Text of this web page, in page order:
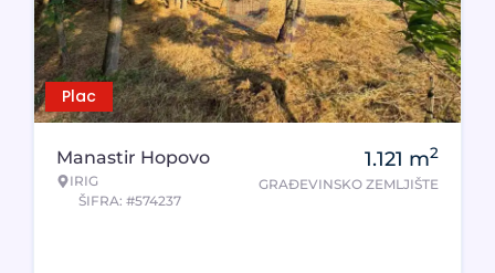
Plac
Manastir Hopovo
IRIG
ŠIFRA: #574237
1.121 m2
GRAĐEVINSKO ZEMLJIŠTE